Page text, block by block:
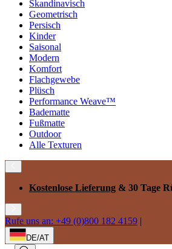
Skandinavisch
Geometrisch
Persisch
Kinder
Saisonal
Modern
Komfort
Flachgewebe
Plüsch
Performance Weave™
Badematte
Fußmatte
Outdoor
Alle Texturen
Kostenlose Lieferung & 30 Tage
Rufe uns an: +49 (0)800 182 4159 |
DE/AT